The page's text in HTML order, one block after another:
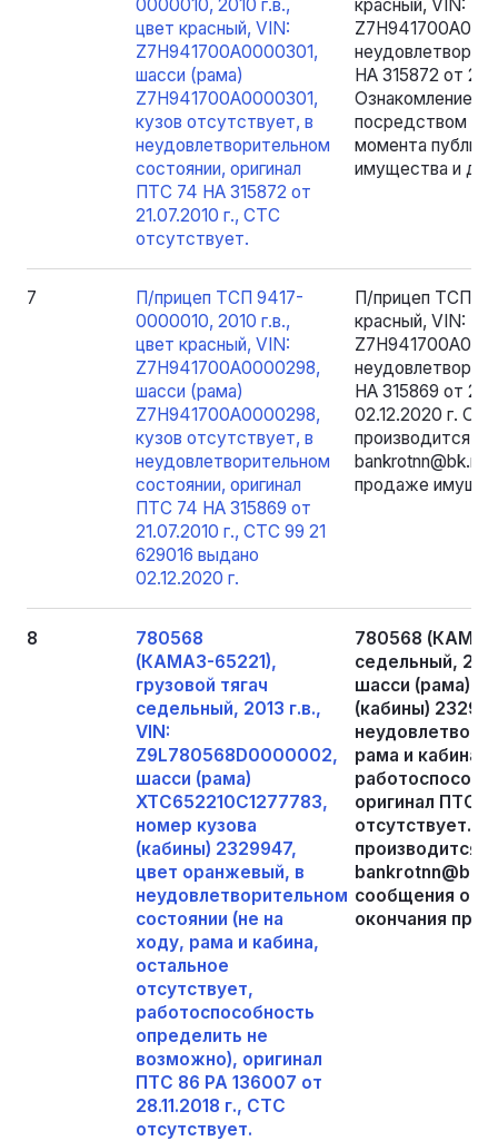
0000010, 2010 г.в.,
цвет красный, VIN:
Z7H941700A0000301,
шасси (рама)
Z7H941700A0000301,
кузов отсутствует, в
неудовлетворительном
состоянии, оригинал
ПТС 74 НА 315872 от
21.07.2010 г., СТС
отсутствует.
красный, VIN:
НА 315872 от
Ознакомление с
посредством
момента
имущества и до
7
П/прицеп ТСП 9417-
0000010, 2010 г.в.,
цвет красный, VIN:
Z7H941700A0000298,
шасси (рама)
Z7H941700A0000298,
кузов отсутствует, в
неудовлетворительном
состоянии, оригинал
ПТС 74 НА 315869 от
21.07.2010 г., СТС 99 21
629016 выдано
02.12.2020 г.
П/прицеп ТСП
красный, VIN:
НА 315869 от
02.12.2020 г.
производится
bankrotnn@bk.ru
продаже
8
780568
(КАМАЗ-65221),
грузовой тягач
седельный, 2013 г.в.,
VIN:
Z9L780568D0000002,
шасси (рама)
XTC652210C1277783,
номер кузова
(кабины) 2329947,
цвет оранжевый, в
неудовлетворительном
состоянии (не на
ходу, рама и кабина,
остальное
отсутствует,
работоспособность
определить не
возможно), оригинал
ПТС 86 РА 136007 от
28.11.2018 г., СТС
отсутствует.
780568 (КАМАЗ-
седельный,
шасси (рама)
(кабины)
рама и кабина,
оригинал ПТС
отсутствует.
производится
сообщения о
окончания